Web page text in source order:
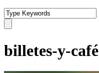
billetes-y-café